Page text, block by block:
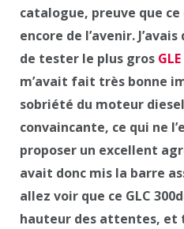
catalogue, preuve que
encore de l’avenir.
de tester le plus gros
m’avait fait très bonne
sobriété du moteur
convaincante, ce qui ne
proposer un excellent
avait donc mis la barre
allez voir que ce GLC
hauteur des attentes, et